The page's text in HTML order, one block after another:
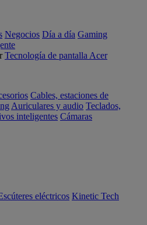
Negocios Día a día Gaming
Tecnología de pantalla Acer
Cables, estaciones de
Auriculares y audio Teclados,
inteligentes Cámaras
eléctricos Kinetic Tech